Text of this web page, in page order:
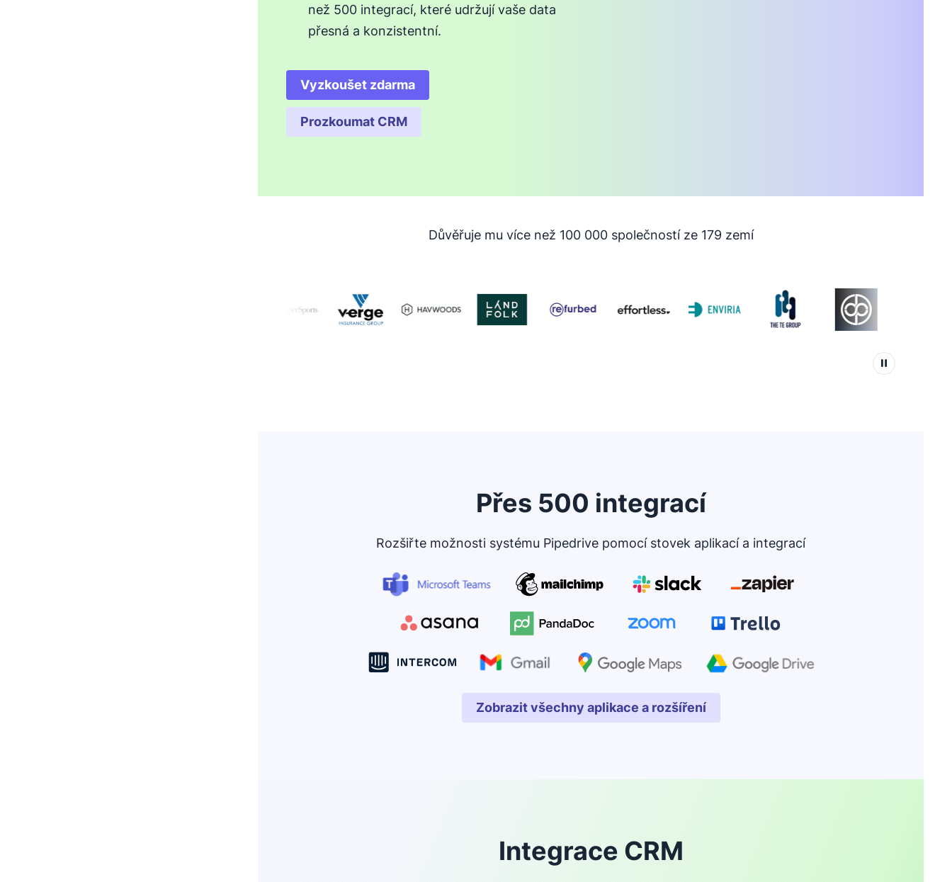
než 500 integrací, které udržují vaše data
přesná a konzistentní.
Vyzkoušet zdarmaOtevře se v novém okně
Prozkoumat CRMOtevře se v novém okně
Důvěřuje mu více než 100 000 společností ze 179 zemí
Přes 500 integrací
Rozšiřte možnosti systému Pipedrive pomocí stovek aplikací a integrací
Zobrazit všechny aplikace a rozšíření
Otevře se v novém okně
Integrace CRM